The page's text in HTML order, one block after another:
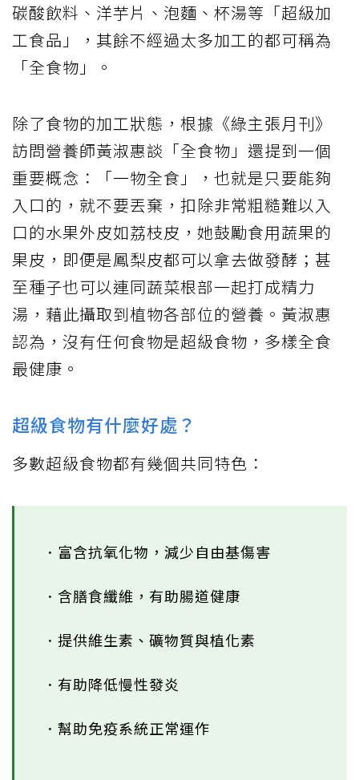
碳酸飲料、洋芋片、泡麵、杯湯等「超級加
工食品」，其餘不經過太多加工的都可稱為
「全食物」。
除了食物的加工狀態，根據《綠主張月刊》
訪問營養師黃淑惠談「全食物」還提到一個
重要概念：「一物全食」，也就是只要能夠
入口的，就不要丟棄，扣除非常粗糙難以入
口的水果外皮如荔枝皮，她鼓勵食用蔬果的
果皮，即便是鳳梨皮都可以拿去做發酵；甚
至種子也可以連同蔬菜根部一起打成精力
湯，藉此攝取到植物各部位的營養。黃淑惠
認為，沒有任何食物是超級食物，多樣全食
最健康。
超級食物有什麼好處？
多數超級食物都有幾個共同特色：
．富含抗氧化物，減少自由基傷害
．含膳食纖維，有助腸道健康
．提供維生素、礦物質與植化素
．有助降低慢性發炎
．幫助免疫系統正常運作